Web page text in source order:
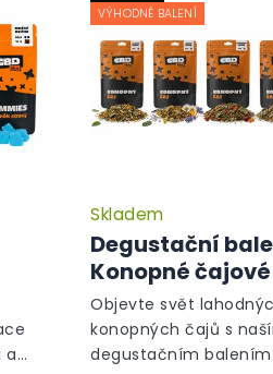
Průměrné
hodnocení
produktu
hvězdiček.
a
VÝHODNÉ BALENÍ
Degustační
Konopné
Skladem
Objevte svět
konopných čajů s
degustačním